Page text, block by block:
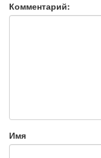
Комментарий:
Имя